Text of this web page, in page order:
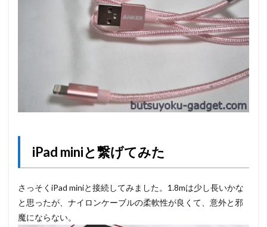
iPad miniと繋げてみた
さっそくiPad miniと接続してみました。1.8mは少し長いかな
と思ったが、ナイロンケーブルの柔軟性が良くて、意外と邪
魔にならない。